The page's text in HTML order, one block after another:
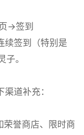
->签到
续签到（特别是
。
道补充：
荣誉商店、限时商